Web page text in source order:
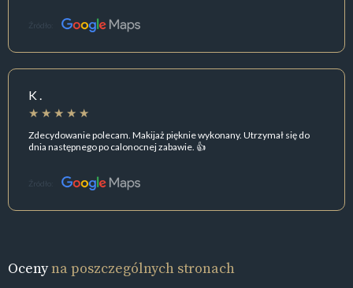
Źródło:
K .
Zdecydowanie polecam. Makijaż pięknie wykonany. Utrzymał się do
dnia następnego po calonocnej zabawie. 👍
Źródło:
Ocenyna poszczególnych stronach